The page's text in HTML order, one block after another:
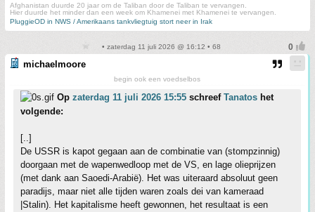
Afghanistan duurde 20 jaar om de Taliban door de Taliban te vervangen.
Hier duurde het minder dan een week om Khamenei met Khamenei te vervangen.
PluggieOD in NWS / Amerikaans tankvliegtuig stort neer in Irak
• zaterdag 11 juli 2026 @ 16:12 • 68
michaelmoore
begin ook een voedselbos
Op zaterdag 11 juli 2026 15:55 schreef Tanatos het
volgende:
[..]
De USSR is kapot gegaan aan de combinatie van (stompzinnig)
doorgaan met de wapenwedloop met de VS, en lage olieprijzen
(met dank aan Saoedi-Arabië). Het was uiteraard absoluut geen
paradijs, maar niet alle tijden waren zoals dei van kameraad
|Stalin). Het kapitalisme heeft gewonnen, het resultaat is een